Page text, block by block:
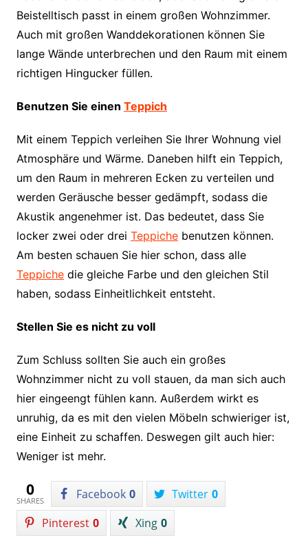
Beistelltisch passt in einem großen Wohnzimmer.
Auch mit großen Wanddekorationen können Sie
lange Wände unterbrechen und den Raum mit einem
richtigen Hingucker füllen.
Benutzen Sie einen Teppich
Mit einem Teppich verleihen Sie Ihrer Wohnung viel
Atmosphäre und Wärme. Daneben hilft ein Teppich,
um den Raum in mehreren Ecken zu verteilen und
werden Geräusche besser gedämpft, sodass die
Akustik angenehmer ist. Das bedeutet, dass Sie
locker zwei oder drei Teppichebenutzen können.
Am besten schauen Sie hier schon, dass alle
Teppichedie gleiche Farbe und den gleichen Stil
haben, sodass Einheitlichkeit entsteht.
Stellen Sie es nicht zu voll
Zum Schluss sollten Sie auch ein großes
Wohnzimmer nicht zu voll stauen, da man sich auch
hier eingeengt fühlen kann. Außerdem wirkt es
unruhig, da es mit den vielen Möbeln schwieriger ist,
eine Einheit zu schaffen. Deswegen gilt auch hier:
Weniger ist mehr.
0
SHARES Facebook 0 Twitter 0
Pinterest 0 Xing 0